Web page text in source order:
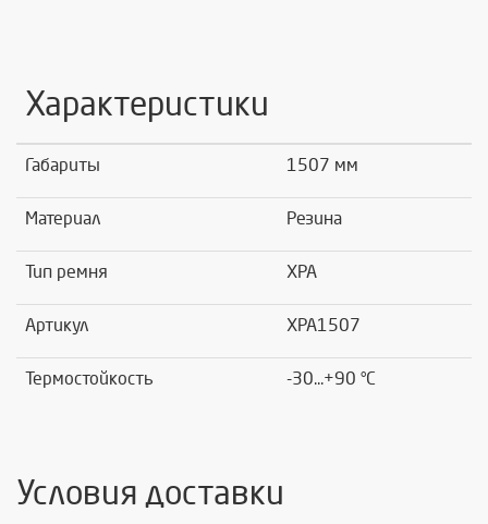
Характеристики
Габариты 1507 мм
Материал Резина
Тип ремня XPA
Артикул XPA1507
Термостойкость -30...+90 °C
Условия доставки